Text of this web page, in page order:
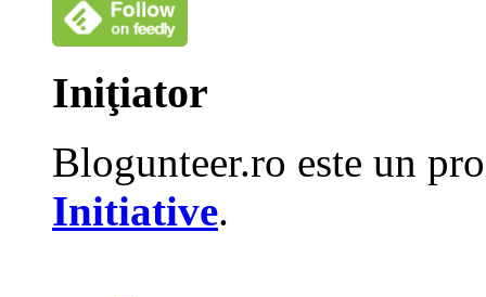
Iniţiator
Blogunteer.ro este un
Initiative.